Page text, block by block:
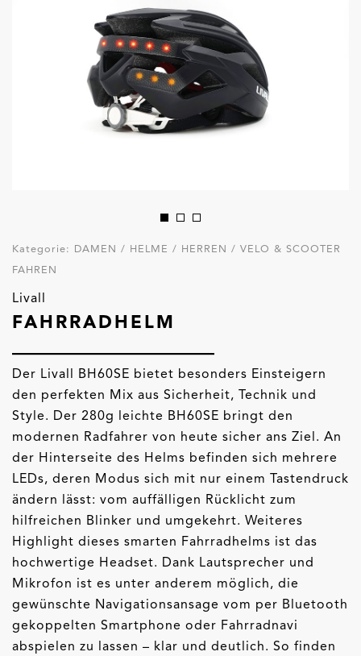
Kategorie: DAMEN / HELME / HERREN / VELO & SCOOTER
FAHREN
Livall
FAHRRADHELM
Der Livall BH60SE bietet besonders Einsteigern
den perfekten Mix aus Sicherheit, Technik und
Style. Der 280g leichte BH60SE bringt den
modernen Radfahrer von heute sicher ans Ziel. An
der Hinterseite des Helms befinden sich mehrere
LEDs, deren Modus sich mit nur einem Tastendruck
ändern lässt: vom auffälligen Rücklicht zum
hilfreichen Blinker und umgekehrt. Weiteres
Highlight dieses smarten Fahrradhelms ist das
hochwertige Headset. Dank Lautsprecher und
Mikrofon ist es unter anderem möglich, die
gewünschte Navigationsansage vom per Bluetooth
gekoppelten Smartphone oder Fahrradnavi
abspielen zu lassen – klar und deutlich. So finden